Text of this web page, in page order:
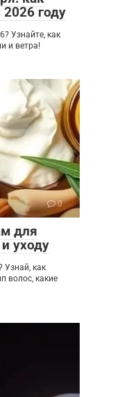
году
Узнайте, как
и ветра!
0
для
уходу
Узнай, как
волос, какие